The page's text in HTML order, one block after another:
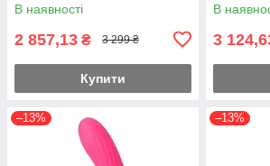
В наявності
2 857,13 ₴ 3 299 ₴
Купити
В
3
–13% –13%